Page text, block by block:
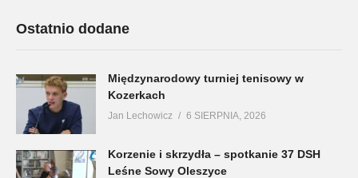
Ostatnio dodane
Międzynarodowy turniej tenisowy w
Kozerkach
Jan Lechowicz 6 SIERPNIA, 2026
Korzenie i skrzydła – spotkanie 37 DSH
Leśne Sowy Oleszyce